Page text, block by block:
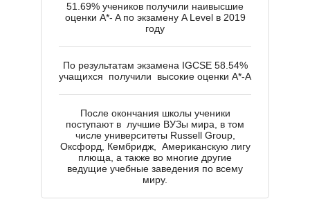
С
51.69% учеников получили наивысшие
оценки A*- A по экзамену A Level в 2019
году
По результатам экзамена IGCSE 58.54%
учащихся получили высокие оценки А*-А
После окончания школы ученики
поступают в лучшие ВУЗы мира, в том
числе университеты Russell Group,
Оксфорд, Кембридж, Американскую лигу
плюща, а также во многие другие
ведущие учебные заведения по всему
миру.